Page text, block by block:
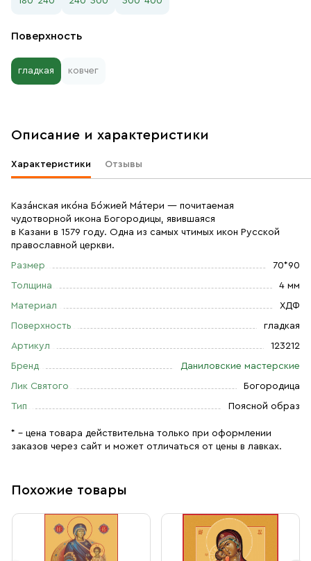
Поверхность
гладкая ковчег
Описание и характеристики
Характеристики Отзывы
Каза́нская ико́на Бо́жией Ма́тери — почитаемая
чудотворной икона Богородицы, явившаяся
в Казани в 1579 году. Одна из самых чтимых икон Русской
православной церкви.
Размер 70*90
Толщина 4 мм
Материал ХДФ
Поверхность гладкая
Артикул 123212
Бренд Даниловские мастерские
Лик Святого Богородица
Тип Поясной образ
* – цена товара действительна только при оформлении
заказов через сайт и может отличаться от цены в лавках.
Похожие товары